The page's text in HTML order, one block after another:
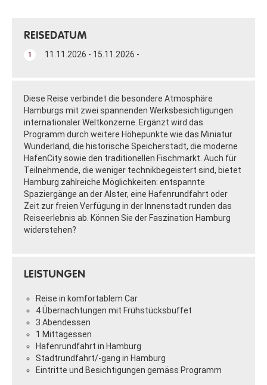
REISEDATUM
1 11.11.2026 - 15.11.2026 -
Diese Reise verbindet die besondere Atmosphäre
Hamburgs mit zwei spannenden Werksbesichtigungen
internationaler Weltkonzerne. Ergänzt wird das
Programm durch weitere Höhepunkte wie das Miniatur
Wunderland, die historische Speicherstadt, die moderne
HafenCity sowie den traditionellen Fischmarkt. Auch für
Teilnehmende, die weniger technikbegeistert sind, bietet
Hamburg zahlreiche Möglichkeiten: entspannte
Spaziergänge an der Alster, eine Hafenrundfahrt oder
Zeit zur freien Verfügung in der Innenstadt runden das
Reiseerlebnis ab. Können Sie der Faszination Hamburg
widerstehen?
LEISTUNGEN
Reise in komfortablem Car
4 Übernachtungen mit Frühstücksbuffet
3 Abendessen
1 Mittagessen
Hafenrundfahrt in Hamburg
Stadtrundfahrt/-gang in Hamburg
Eintritte und Besichtigungen gemäss Programm